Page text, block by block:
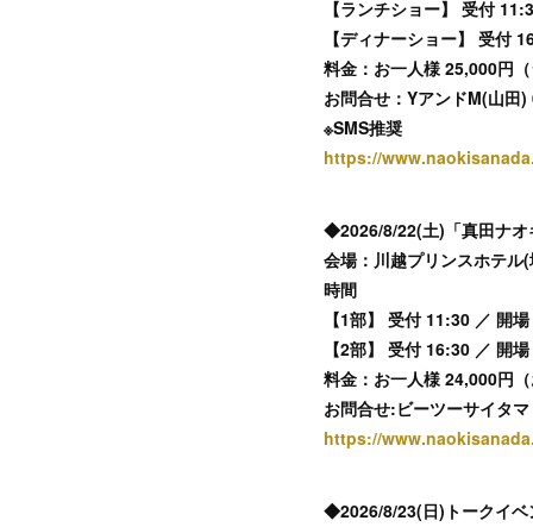
【ランチショー】 受付
【ディナーショー】 受付
料金：お一人様 25,000円
お問合せ：YアンドM(山
※SMS推奨
https://
◆2026/8/22(土)「真田ナ
会場：川越プリンスホテ
時間
【1部】 受付 11:30 ／ 開
【2部】 受付 16:30 ／ 開
料金：お一人様 24,000円
お問合せ:ビーツーサイタ
https://
◆2026/8/23(日)トークイ